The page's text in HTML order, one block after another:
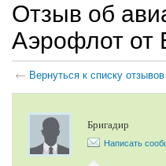
Отзыв об
Аэрофлот от
Вернуться к списку отзывов
Бригадир
Написать